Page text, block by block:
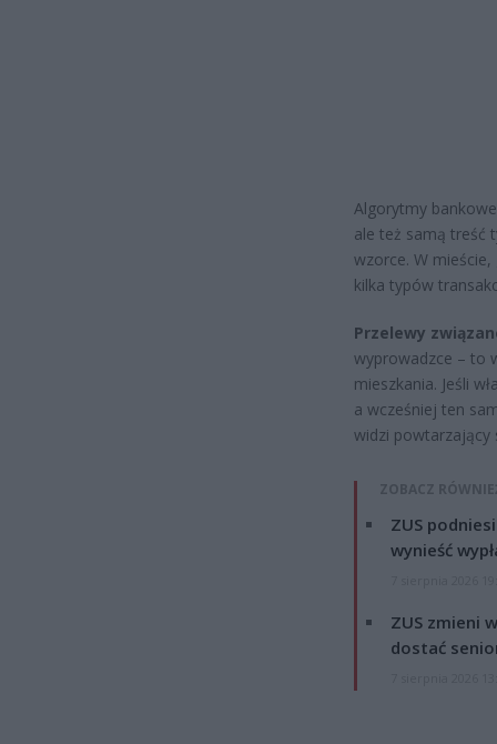
Algorytmy
ale też samą treść
wzorce. W
kilka typów
Przelewy
wyprowadzce – to
mieszkania. Jeśli
a wcześniej ten
widzi powtarzający
ZOBACZ
ZUS
wynieść
ZUS zmieni
dostać